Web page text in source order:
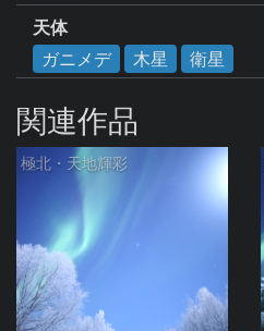
天体
ガニメデ
木星 衛星
関連作品
極北・天地輝彩